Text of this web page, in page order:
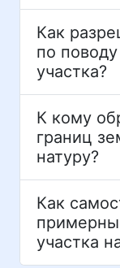
Как
по
участка?
К кому
границ
натуру?
Как
участка